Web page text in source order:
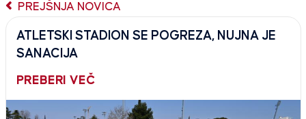
PREJŠNJA NOVICA
ATLETSKI STADION SE POGREZA, NUJNA JE
SANACIJA
PREBERI VEČ